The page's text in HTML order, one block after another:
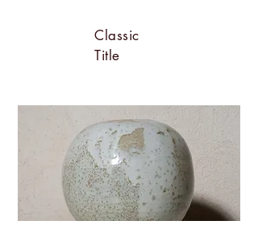
Classic
Title